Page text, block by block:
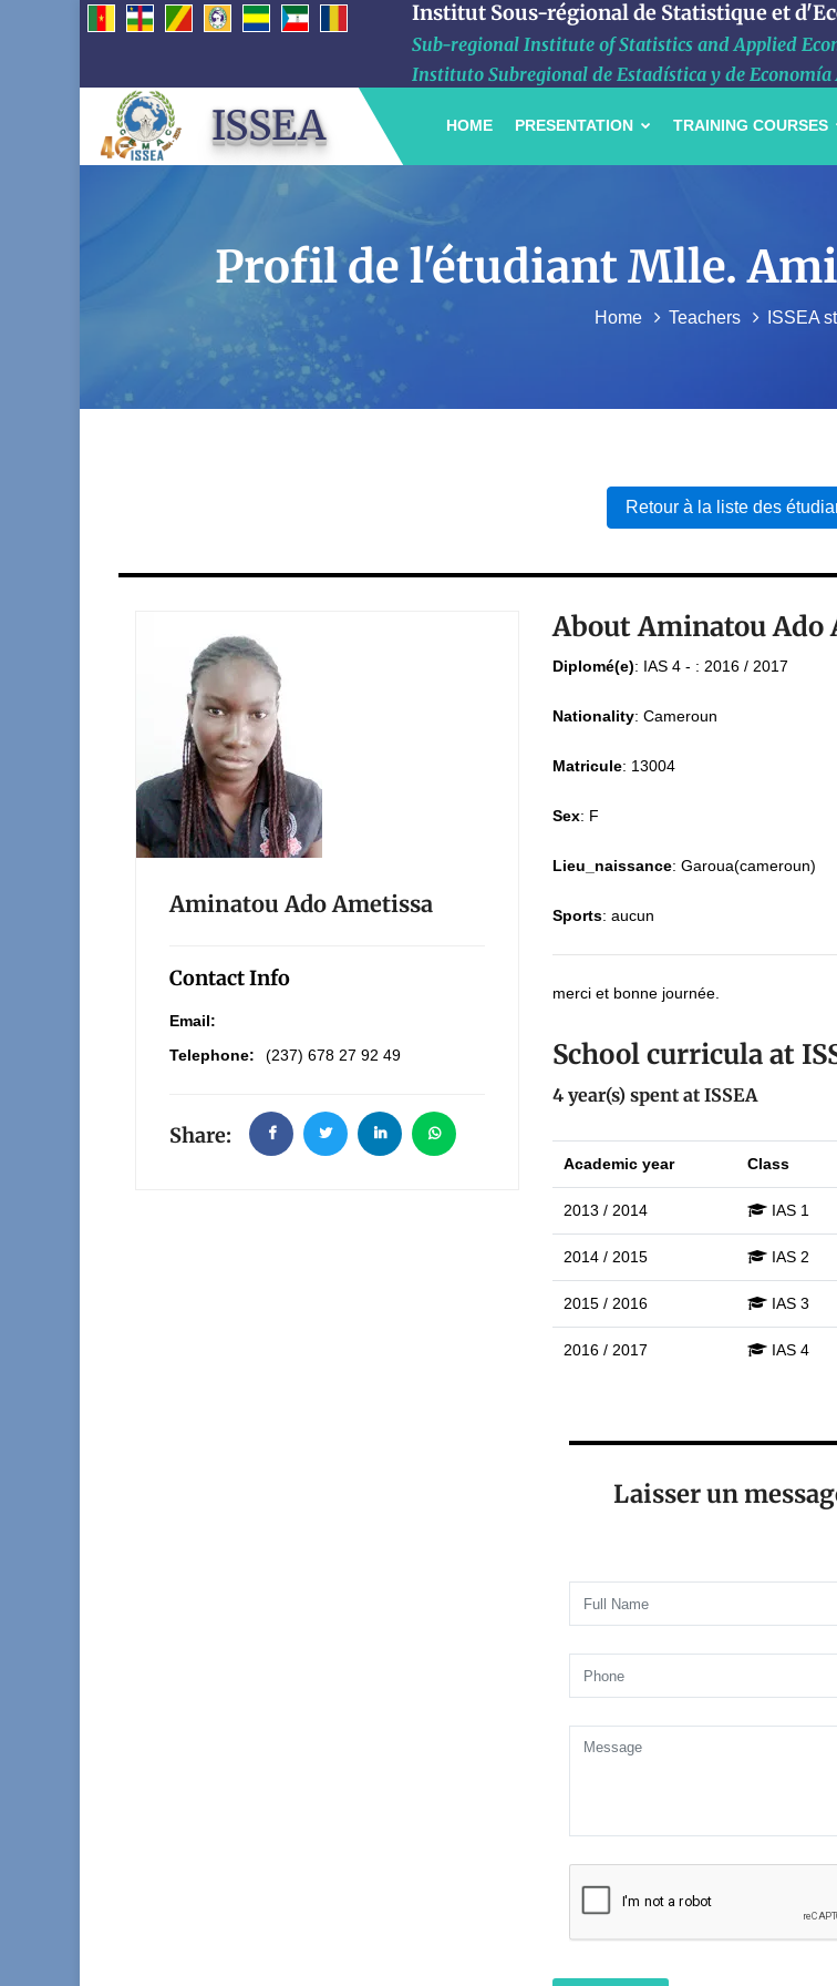
Institut Sous-régional de Statistique et
Sub-regional Institute of Statistics and Applied
Instituto Subregional de Estadística y de Economía
ISSEA HOME PRESENTATION TRAINING COURSES
Profil de l'étudiant Mlle.
Home Teachers ISSEA
Retour à la liste des
Aminatou Ado Ametissa
Contact Info
Email:
Telephone:
(237) 678 27 92 49
Share:
About Aminatou Ado
Diplomé(e): IAS 4 - : 2016 / 2017
Nationality: Cameroun
Matricule: 13004
Sex: F
Lieu_naissance: Garoua(cameroun)
Sports: aucun
merci et bonne journée.
School curricula at
4 year(s) spent at ISSEA
Academic year Class
2013 / 2014 IAS 1
2014 / 2015 IAS 2
2015 / 2016 IAS 3
2016 / 2017 IAS 4
Laisser un